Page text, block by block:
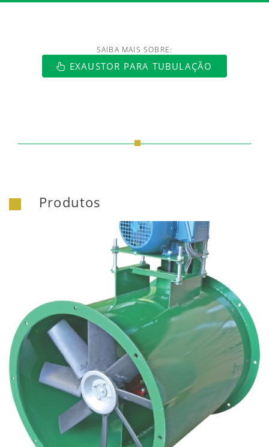
SAIBA MAIS SOBRE:
EXAUSTOR PARA TUBULAÇÃO
Produtos